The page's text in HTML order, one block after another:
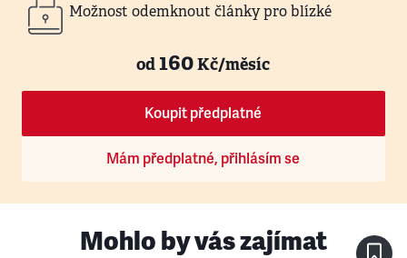
Možnost odemknout články pro blízké
od160Kč/měsíc
Koupit předplatné
Mám předplatné, přihlásím se
Mohlo by vás zajímat